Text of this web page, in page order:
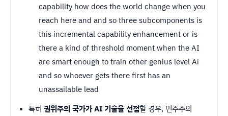
capability how does the world change when you
reach here and and so three subcomponents is
this incremental capability enhancement or is
there a kind of threshold moment when the AI
are smart enough to train other genius level Ai
and so whoever gets there first has an
unassailable lead
특히 권위주의 국가가 AI 기술을 선점할 경우, 민주주의